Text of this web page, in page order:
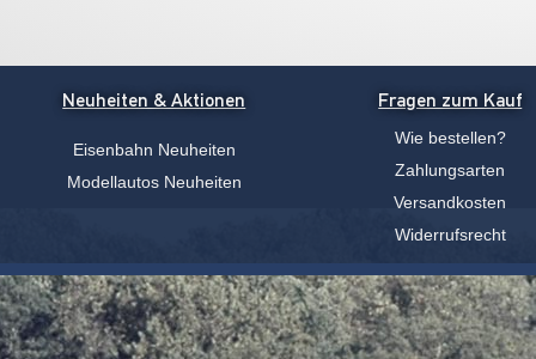
Neuheiten & Aktionen
Eisenbahn Neuheiten
Modellautos Neuheiten
Fragen zum Kauf
Wie bestellen?
Zahlungsarten
Versandkosten
Widerrufsrecht